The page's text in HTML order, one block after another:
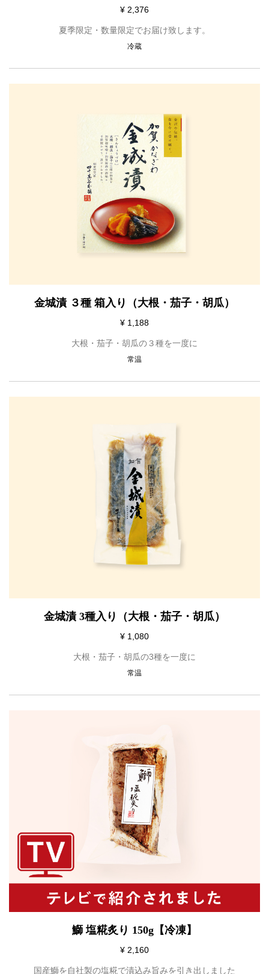
¥ 2,376
夏季限定・数量限定でお届け致します。
冷蔵
金城漬 ３種 箱入り（大根・茄子・胡瓜）
¥ 1,188
大根・茄子・胡瓜の３種を一度に
常温
金城漬 3種入り（大根・茄子・胡瓜）
¥ 1,080
大根・茄子・胡瓜の3種を一度に
常温
鰤 塩糀炙り 150g【冷凍】
¥ 2,160
国産鰤を自社製の塩糀で漬込み旨みを引き出しました